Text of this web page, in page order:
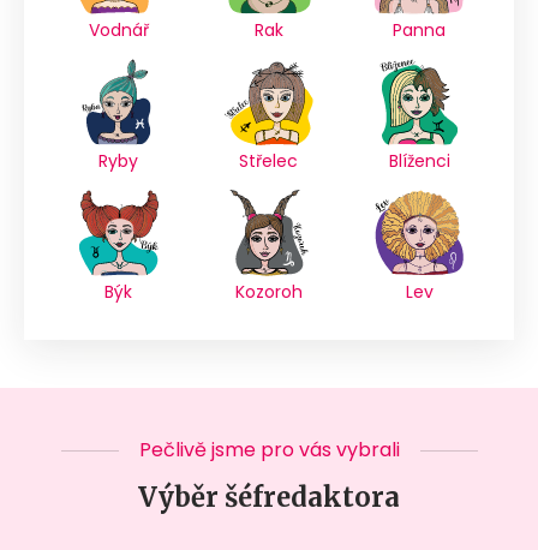
Vodnář Rak Panna
Ryby Střelec Blíženci
Býk Kozoroh Lev
Pečlivě jsme pro vás vybrali
Výběr šéfredaktora